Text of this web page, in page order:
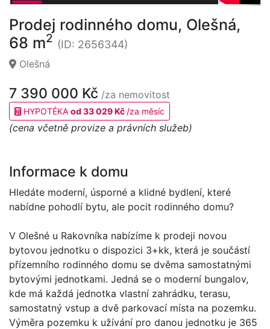
Prodej rodinného domu, Olešná,
68 m2 (ID: 2656344)
Olešná
7 390 000 Kč /za nemovitost
HYPOTÉKA od 33 029 Kč /za měsíc
(cena včetně provize a právních služeb)
Informace k domu
Hledáte moderní, úsporné a klidné bydlení, které
nabídne pohodlí bytu, ale pocit rodinného domu?
V Olešné u Rakovníka nabízíme k prodeji novou
bytovou jednotku o dispozici 3+kk, která je součástí
přízemního rodinného domu se dvěma samostatnými
bytovými jednotkami. Jedná se o moderní bungalov,
kde má každá jednotka vlastní zahrádku, terasu,
samostatný vstup a dvě parkovací místa na pozemku.
Výměra pozemku k užívání pro danou jednotku je 365